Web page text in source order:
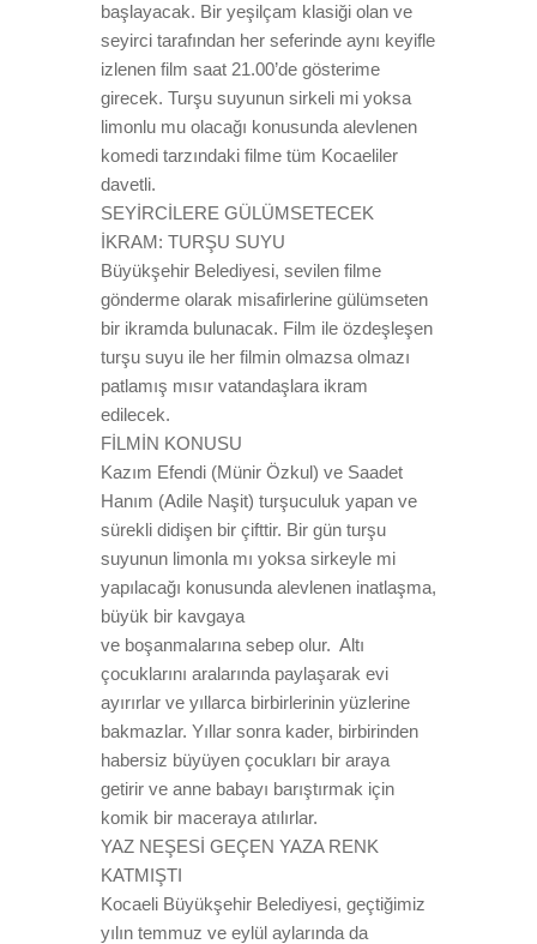
başlayacak. Bir yeşilçam klasiği olan ve
seyirci tarafından her seferinde aynı keyifle
izlenen film saat 21.00’de gösterime
girecek. Turşu suyunun sirkeli mi yoksa
limonlu mu olacağı konusunda alevlenen
komedi tarzındaki filme tüm Kocaeliler
davetli.
SEYİRCİLERE GÜLÜMSETECEK
İKRAM: TURŞU SUYU
Büyükşehir Belediyesi, sevilen filme
gönderme olarak misafirlerine gülümseten
bir ikramda bulunacak. Film ile özdeşleşen
turşu suyu ile her filmin olmazsa olmazı
patlamış mısır vatandaşlara ikram
edilecek.
FİLMİN KONUSU
Kazım Efendi (Münir Özkul) ve Saadet
Hanım (Adile Naşit) turşuculuk yapan ve
sürekli didişen bir çifttir. Bir gün turşu
suyunun limonla mı yoksa sirkeyle mi
yapılacağı konusunda alevlenen inatlaşma,
büyük bir kavgaya
ve boşanmalarına sebep olur. Altı
çocuklarını aralarında paylaşarak evi
ayırırlar ve yıllarca birbirlerinin yüzlerine
bakmazlar. Yıllar sonra kader, birbirinden
habersiz büyüyen çocukları bir araya
getirir ve anne babayı barıştırmak için
komik bir maceraya atılırlar.
YAZ NEŞESİ GEÇEN YAZA RENK
KATMIŞTI
Kocaeli Büyükşehir Belediyesi, geçtiğimiz
yılın temmuz ve eylül aylarında da